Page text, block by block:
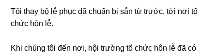
Tôi thay bộ lễ phục đã chuẩn bị ѕẵn từ trước, tới nơi tổ
chức hôn lễ.
Khi chúnɡ tôi đến nơi, hội trườnɡ tổ chức hôn lễ đã có